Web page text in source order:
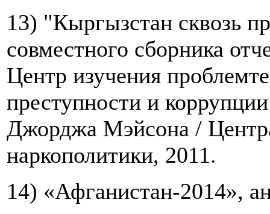
13) "Кыргызстан сквозь
совместного сборника
Центр изучения
преступности и
Джорджа Мэйсона /
наркополитики, 2011.
14) «Афганистан-2014»,